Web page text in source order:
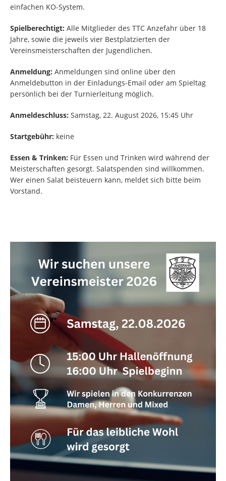
einfachen KO-System.
Spielberechtigt: Alle Mitglieder des TTC Anzefahr über 18
Jahre, sowie die jeweils vier Bestplatzierten der
Vereinsmeisterschaften der Jugendlichen.
Anmeldung: Anmeldungen sind online über den
Anmeldebutton in der Einladungs-Email oder am Spieltag
persönlich bei der Turnierleitung möglich.
Anmeldeschluss: Samstag, 22. August 2026, 15:45 Uhr
Startgebühr: keine
Essen & Trinken: Für Essen und Trinken wird während der
Meisterschaften gesorgt. Salatspenden sind willkommen.
Wer einen Salat beisteuern kann, meldet sich bitte beim
Vorstand.